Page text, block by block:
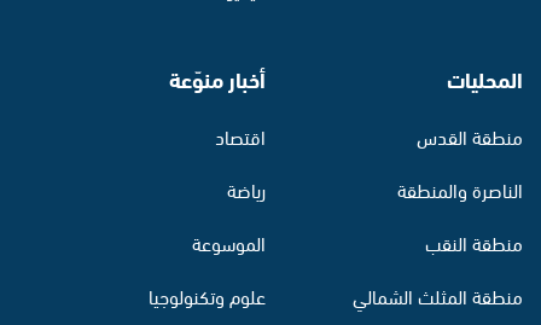
المحليات
منطقة القدس
الناصرة والمنطقة
منطقة النقب
منطقة المثلث الشمالي
أخبار منوّعة
اقتصاد
رياضة
الموسوعة
علوم وتكنولوجيا